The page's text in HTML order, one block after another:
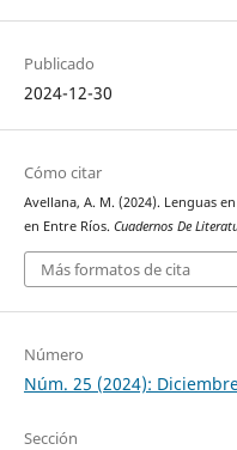
Publicado
2024-12-30
Cómo citar
Avellana, A. M. (2024). Lenguas
en Entre Ríos. Cuadernos De
Más formatos de cita
Número
Núm. 25 (2024):
Sección